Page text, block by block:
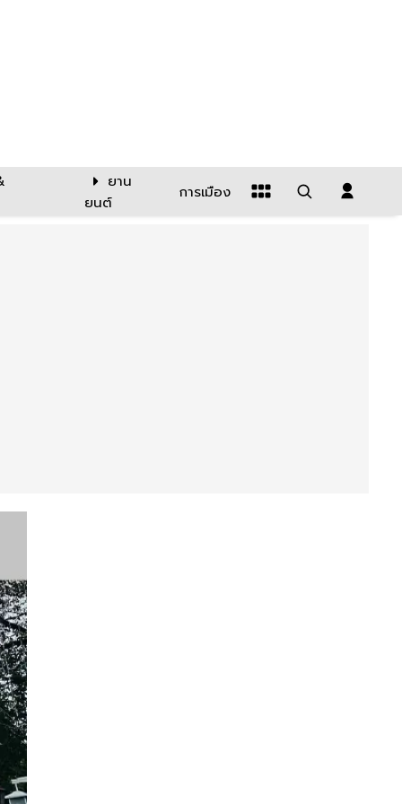
ยาน
ยนต์
การเมือง